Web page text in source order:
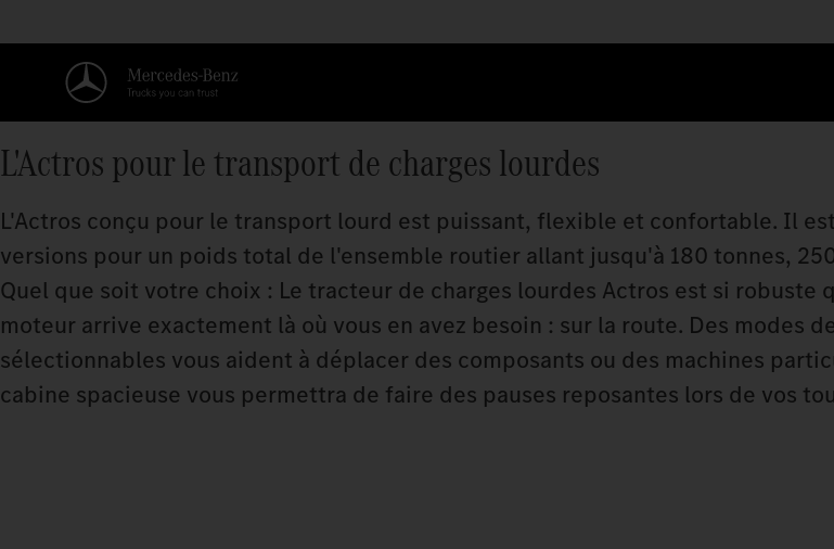
L'Actros pour le transport de charges lourdes
L'Actros conçu pour le transport lourd est puissant, flexible et confortable. Il
versions pour un poids total de l'ensemble routier allant jusqu'à 180 tonnes,
Quel que soit votre choix : Le tracteur de charges lourdes Actros est si robuste
moteur arrive exactement là où vous en avez besoin : sur la route. Des modes
sélectionnables vous aident à déplacer des composants ou des machines
cabine spacieuse vous permettra de faire des pauses reposantes lors de vos